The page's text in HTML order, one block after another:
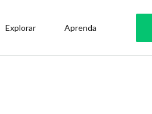
Explorar Aprenda